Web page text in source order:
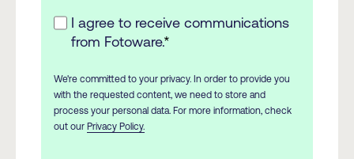
I agree to receive communications
from Fotoware.*
We're committed to your privacy. In order to provide you
with the requested content, we need to store and
process your personal data. For more information, check
out our Privacy Policy.